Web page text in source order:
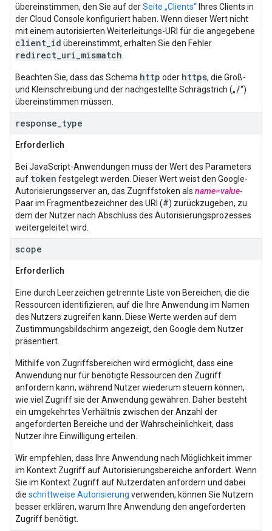
übereinstimmen, den Sie auf derSeite „Clients“ Ihres Clients in
der Cloud Console konfiguriert haben. Wenn dieser Wert nicht
mit einem autorisierten Weiterleitungs-URI für die angegebene
client_id übereinstimmt, erhalten Sie den Fehler
redirect_uri_mismatch
Beachten Sie, dass das Schema http oder https, die Groß-
und Kleinschreibung und der nachgestellte Schrägstrich („/“)
übereinstimmen müssen.
response type
Erforderlich
Bei JavaScript-Anwendungen muss der Wert des Parameters
auf token festgelegt werden. Dieser Wert weist den Google-
Autorisierungsserver an, das Zugriffstoken als name=value-
Paar im Fragmentbezeichner des URI (#) zurückzugeben, zu
dem der Nutzer nach Abschluss des Autorisierungsprozesses
weitergeleitet wird.
scope
Erforderlich
Eine durch Leerzeichen getrennte Liste von Bereichen, die die
Ressourcen identifizieren, auf die Ihre Anwendung im Namen
des Nutzers zugreifen kann. Diese Werte werden auf dem
Zustimmungsbildschirm angezeigt, den Google dem Nutzer
präsentiert.
Mithilfe von Zugriffsbereichen wird ermöglicht, dass eine
Anwendung nur für benötigte Ressourcen den Zugriff
anfordern kann, während Nutzer wiederum steuern können,
wie viel Zugriff sie der Anwendung gewähren. Daher besteht
ein umgekehrtes Verhältnis zwischen der Anzahl der
angeforderten Bereiche und der Wahrscheinlichkeit, dass
Nutzer ihre Einwilligung erteilen.
Wir empfehlen, dass Ihre Anwendung nach Möglichkeit immer
im Kontext Zugriff auf Autorisierungsbereiche anfordert. Wenn
Sie im Kontext Zugriff auf Nutzerdaten anfordern und dabei
die schrittweise Autorisierung verwenden, können Sie Nutzern
besser erklären, warum Ihre Anwendung den angeforderten
Zugriff benötigt.